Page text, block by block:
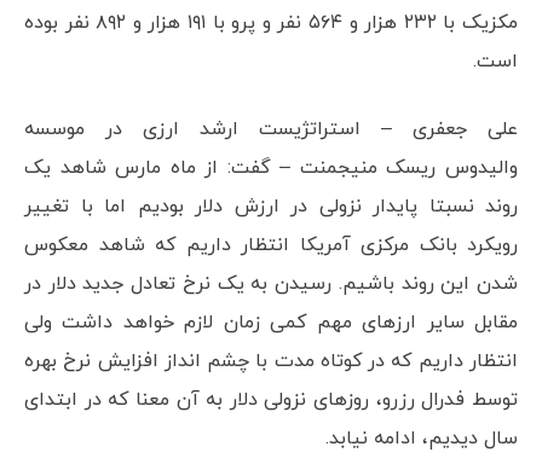
مکزیک با ۲۳۲ هزار و ۵۶۴ نفر و پرو با ۱۹۱ هزار و ۸۹۲ نفر بوده
است.
علی جعفری – استراتژیست ارشد ارزی در موسسه
والیدوس ریسک منیجمنت – گفت: از ماه مارس شاهد یک
روند نسبتا پایدار نزولی در ارزش دلار بودیم اما با تغییر
رویکرد بانک مرکزی آمریکا انتظار داریم که شاهد معکوس
شدن این روند باشیم. رسیدن به یک نرخ تعادل جدید دلار در
مقابل سایر ارزهای مهم کمی زمان لازم خواهد داشت ولی
انتظار داریم که در کوتاه مدت با چشم انداز افزایش نرخ بهره
توسط فدرال رزرو، روزهای نزولی دلار به آن معنا که در ابتدای
سال دیدیم، ادامه نیابد.